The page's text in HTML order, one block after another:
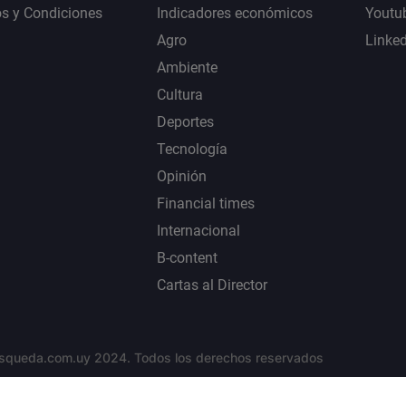
y Condiciones
Indicadores económicos
Agro
Ambiente
Cultura
Deportes
Tecnología
Opinión
Financial times
Internacional
B-content
Cartas al Director
2024. Todos los derechos reservados